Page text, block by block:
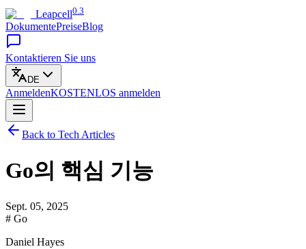
Leapcell0.3
DokumentePreiseBlog
Kontaktieren Sie uns
DE
AnmeldenKOSTENLOS anmelden
Back to Tech Articles
Go의 핵심 기능
Sept. 05, 2025
# Go
Daniel Hayes